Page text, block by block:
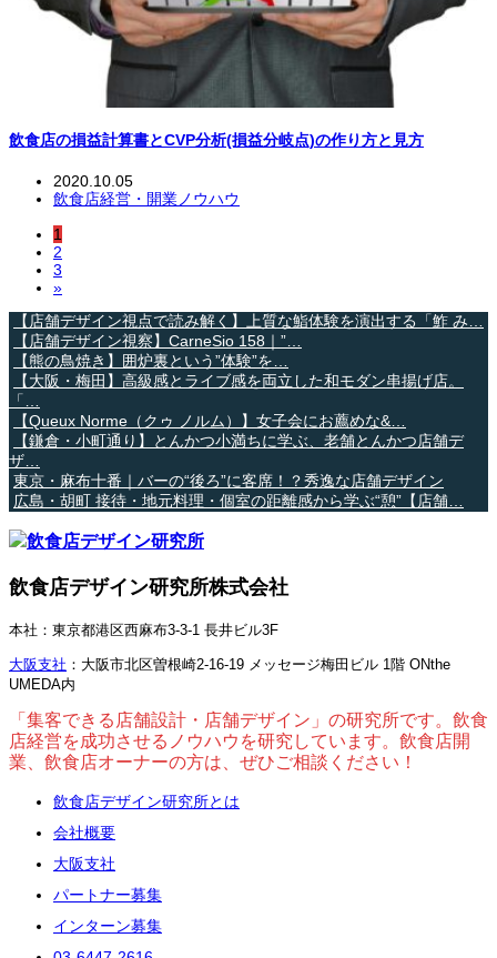
飲食店の損益計算書とCVP分析(損益分岐点)の作り方と見方
2020.10.05
飲食店経営・開業ノウハウ
1
2
3
»
【店舗デザイン視点で読み解く】上質な鮨体験を演出する「鮓 み…
【店舗デザイン視察】CarneSio 158｜”…
【熊の鳥焼き】囲炉裏という”体験”を…
【大阪・梅田】高級感とライブ感を両立した和モダン串揚げ店。
「…
【Queux Norme（クゥ ノルム）】女子会にお薦めな&…
【鎌倉・小町通り】とんかつ小満ちに学ぶ、老舗とんかつ店舗デ
ザ…
東京・麻布十番｜バーの“後ろ”に客席！？秀逸な店舗デザイン
広島・胡町 接待・地元料理・個室の距離感から学ぶ“憩”【店舗…
飲食店デザイン研究所株式会社
本社：東京都港区西麻布3-3-1 長井ビル3F
大阪支社 ：大阪市北区曽根崎2-16-19 メッセージ梅田ビル 1階 ONthe
UMEDA内
「集客できる店舗設計・店舗デザイン」の研究所です。飲食
店経営を成功させるノウハウを研究しています。飲食店開
業、飲食店オーナーの方は、ぜひご相談ください！
飲食店デザイン研究所とは
会社概要
大阪支社
パートナー募集
インターン募集